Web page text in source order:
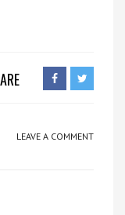
LEAVE A COMMENT